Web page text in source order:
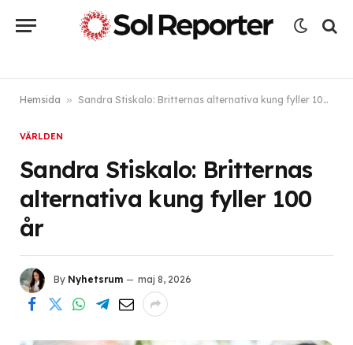
Hemsida » Sandra Stiskalo: Britternas alternativa kung fyller 100 år
VÄRLDEN
Sandra Stiskalo: Britternas
alternativa kung fyller 100
år
By Nyhetsrum maj 8, 2026